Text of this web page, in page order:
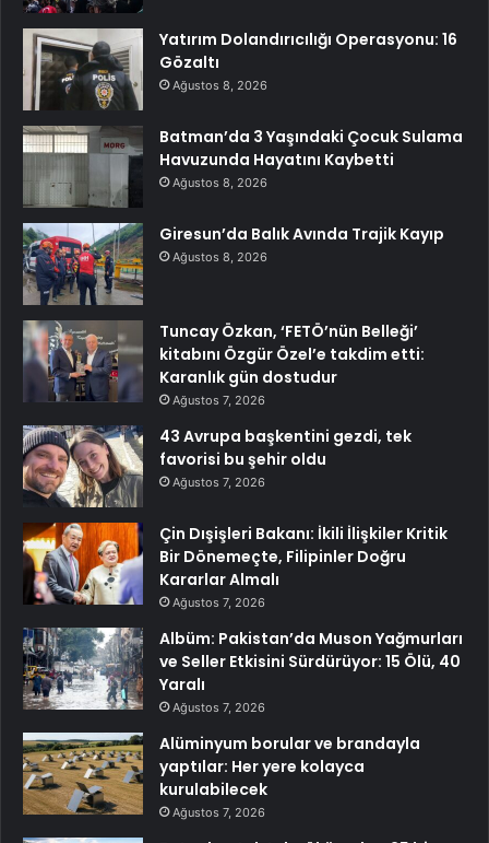
Yatırım Dolandırıcılığı Operasyonu: 16
Gözaltı
Ağustos 8, 2026
Batman’da 3 Yaşındaki Çocuk Sulama
Havuzunda Hayatını Kaybetti
Ağustos 8, 2026
Giresun’da Balık Avında Trajik Kayıp
Ağustos 8, 2026
Tuncay Özkan, ‘FETÖ’nün Belleği’
kitabını Özgür Özel’e takdim etti:
Karanlık gün dostudur
Ağustos 7, 2026
43 Avrupa başkentini gezdi, tek
favorisi bu şehir oldu
Ağustos 7, 2026
Çin Dışişleri Bakanı: İkili İlişkiler Kritik
Bir Dönemeçte, Filipinler Doğru
Kararlar Almalı
Ağustos 7, 2026
Albüm: Pakistan’da Muson Yağmurları
ve Seller Etkisini Sürdürüyor: 15 Ölü, 40
Yaralı
Ağustos 7, 2026
Alüminyum borular ve brandayla
yaptılar: Her yere kolayca
kurulabilecek
Ağustos 7, 2026